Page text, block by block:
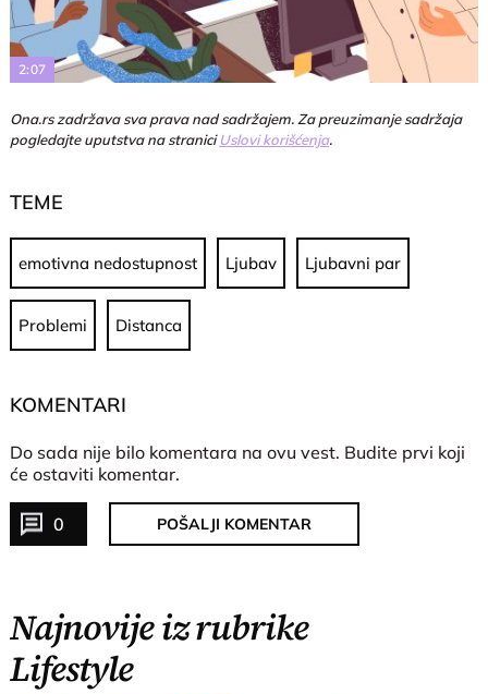
Video
2:07
Ona.rs zadržava sva prava nad sadržajem. Za preuzimanje sadržaja
pogledajte uputstva na straniciUslovi korišćenja.
TEME
emotivna nedostupnost Ljubav Ljubavni par
Problemi Distanca
KOMENTARI
Do sada nije bilo komentara na ovu vest. Budite prvi koji
će ostaviti komentar.
0 POŠALJI KOMENTAR
Najnovije iz rubrike
Lifestyle